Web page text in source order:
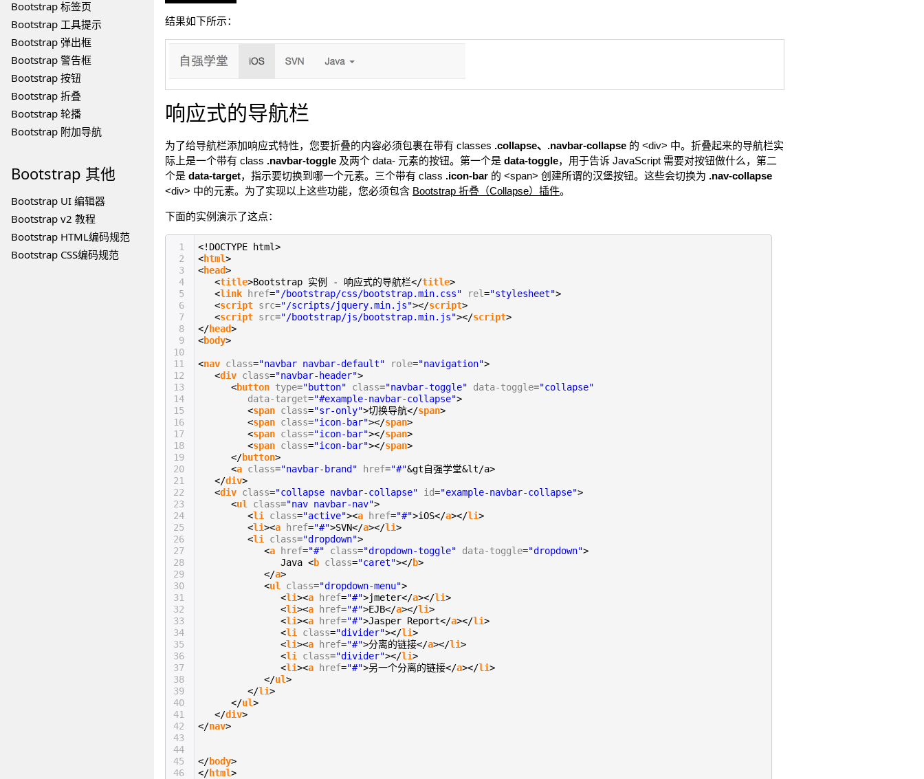
Bootstrap 标签页
Bootstrap 工具提示
Bootstrap 弹出框
Bootstrap 警告框
Bootstrap 按钮
Bootstrap 折叠
Bootstrap 轮播
Bootstrap 附加导航
Bootstrap 其他
Bootstrap UI 编辑器
Bootstrap v2 教程
Bootstrap HTML编码规范
Bootstrap CSS编码规范
结果如下所示：
响应式的导航栏
为了给导航栏添加响应式特性，您要折叠的内容必须包裹在带有 classes .collapse、.navbar-collapse的 <div> 中。折叠起来的导航栏实
际上是一个带有 class .navbar-toggle及两个 data- 元素的按钮。第一个是 data-toggle，用于告诉 JavaScript 需要对按钮做什么，第二
个是 data-target，指示要切换到哪一个元素。三个带有 class .icon-bar的 <span> 创建所谓的汉堡按钮。这些会切换为 .nav-collapse
<div> 中的元素。为了实现以上这些功能，您必须包含 Bootstrap 折叠（Collapse）插件。
下面的实例演示了这点：
1
2
3
4
5
6
7
8
9
10
11
12
13
14
15
16
17
18
19
20
21
22
23
24
25
26
27
28
29
30
31
32
33
34
35
36
37
38
39
40
41
42
43
44
45
46
<!DOCTYPE html>
<html>
<head>
<title>Bootstrap 实例 - 响应式的导航栏</title>
<link href="/bootstrap/css/bootstrap.min.css" rel="stylesheet">
<script src="/scripts/jquery.min.js"></script>
<script src="/bootstrap/js/bootstrap.min.js"></script>
</head>
<body>
<nav class="navbar navbar-default" role="navigation">
<div class="navbar-header">
<button type="button" class="navbar-toggle" data-toggle="collapse"
data-target="#example-navbar-collapse">
<span class="sr-only">切换导航</span>
<span class="icon-bar"></span>
<span class="icon-bar"></span>
<span class="icon-bar"></span>
</button>
<a class="navbar-brand" href="#"&gt自强学堂&lt/a>
</div>
<div class="collapse navbar-collapse" id="example-navbar-collapse">
<ul class="nav navbar-nav">
<li class="active"><a href="#">iOS</a></li>
<li><a href="#">SVN</a></li>
<li class="dropdown">
<a href="#" class="dropdown-toggle" data-toggle="dropdown">
Java <b class="caret"></b>
</a>
<ul class="dropdown-menu">
<li><a href="#">jmeter</a></li>
<li><a href="#">EJB</a></li>
<li><a href="#">Jasper Report</a></li>
<li class="divider"></li>
<li><a href="#">分离的链接</a></li>
<li class="divider"></li>
<li><a href="#">另一个分离的链接</a></li>
</ul>
</li>
</ul>
</div>
</nav>
</body>
</html>